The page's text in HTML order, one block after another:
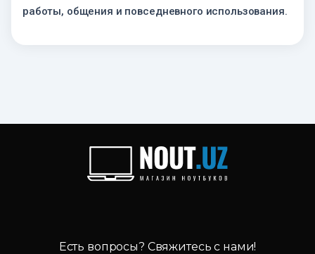
работы, общения и повседневного использования.
Есть вопросы? Свяжитесь с нами!